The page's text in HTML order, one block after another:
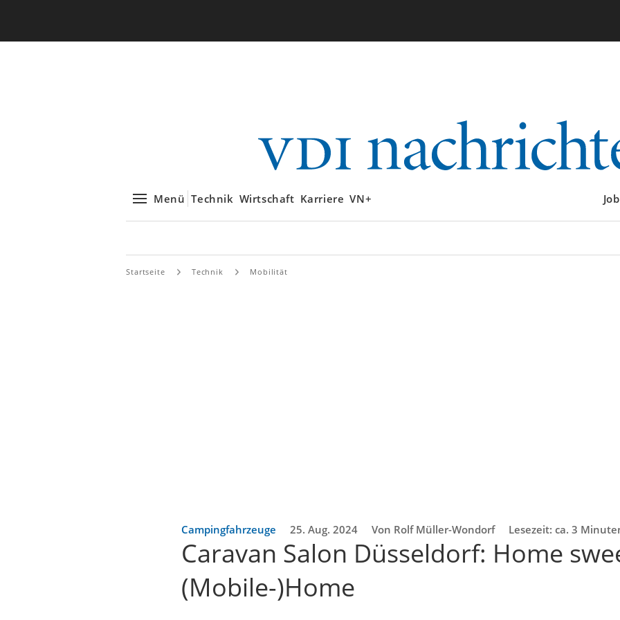
Menü Technik Wirtschaft Karriere VN+
Startseite Technik Mobilität
Campingfahrzeuge 25. Aug. 2024 Von Rolf Müller-Wondorf Lesezeit: ca. 3
Caravan Salon Düsseldorf: Home
(Mobile-)Home